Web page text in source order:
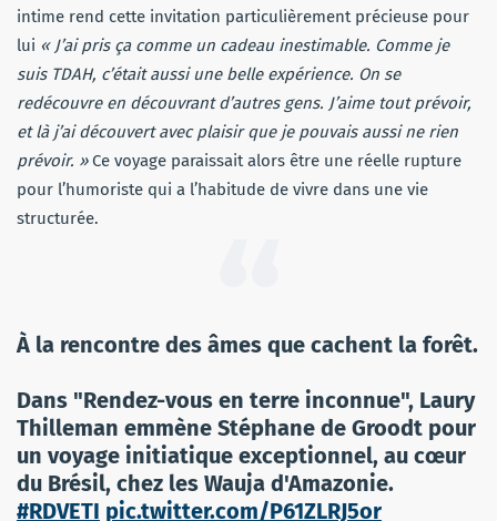
intime rend cette invitation particulièrement précieuse pour
lui « J’ai pris ça comme un cadeau inestimable. Comme je
suis TDAH, c’était aussi une belle expérience. On se
redécouvre en découvrant d’autres gens. J’aime tout prévoir,
et là j’ai découvert avec plaisir que je pouvais aussi ne rien
prévoir. »Ce voyage paraissait alors être une réelle rupture
pour l’humoriste qui a l’habitude de vivre dans une vie
structurée.
À la rencontre des âmes que cachent la forêt.
Dans "Rendez-vous en terre inconnue", Laury
Thilleman emmène Stéphane de Groodt pour
un voyage initiatique exceptionnel, au cœur
du Brésil, chez les Wauja d'Amazonie.
#RDVETI pic.twitter.com/P61ZLRJ5or